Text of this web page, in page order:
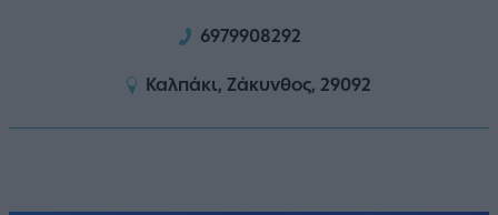
6979908292
Καλπάκι, Ζάκυνθος, 29092